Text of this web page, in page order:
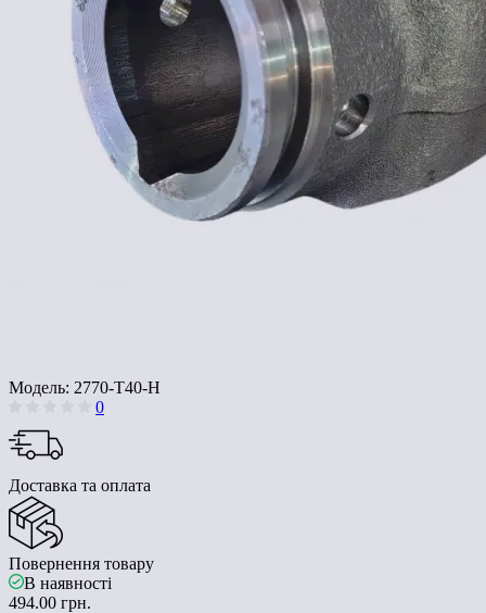
Модель: 2770-T40-H
0
Доставка та оплата
Повернення товару
В наявності
494.00 грн.